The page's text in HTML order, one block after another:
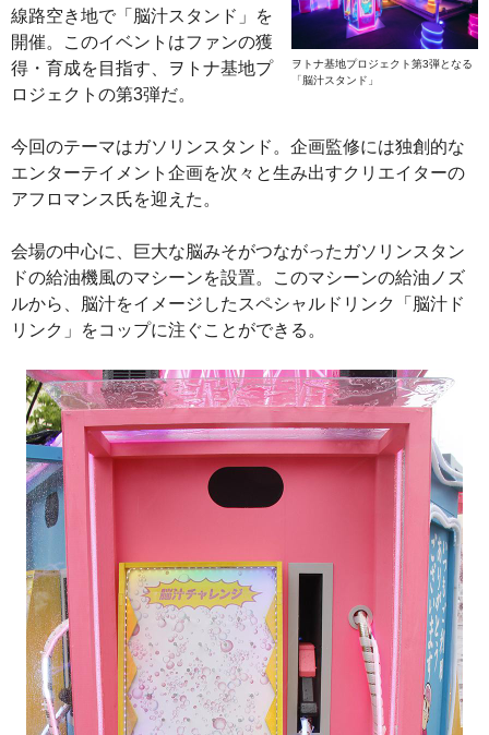
ヲトナ基地プロジェクト第3弾となる
「脳汁スタンド」
線路空き地で「脳汁スタンド」を
開催。このイベントはファンの獲
得・育成を目指す、ヲトナ基地プ
ロジェクトの第3弾だ。
今回のテーマはガソリンスタンド。企画監修には独創的な
エンターテイメント企画を次々と生み出すクリエイターの
アフロマンス氏を迎えた。
会場の中心に、巨大な脳みそがつながったガソリンスタン
ドの給油機風のマシーンを設置。このマシーンの給油ノズ
ルから、脳汁をイメージしたスペシャルドリンク「脳汁ド
リンク」をコップに注ぐことができる。